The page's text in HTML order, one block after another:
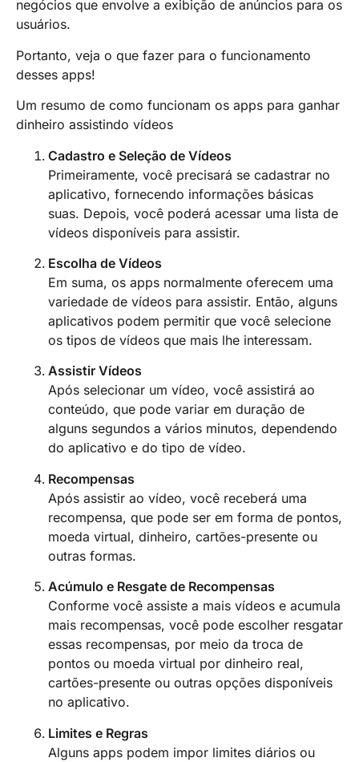
negócios que envolve a exibição de anúncios para os
usuários.
Portanto, veja o que fazer para o funcionamento
desses apps!
Um resumo de como funcionam os apps para ganhar
dinheiro assistindo vídeos
Cadastro e Seleção de Vídeos
Primeiramente, você precisará se cadastrar no
aplicativo, fornecendo informações básicas
suas. Depois, você poderá acessar uma lista de
vídeos disponíveis para assistir.
Escolha de Vídeos
Em suma, os apps normalmente oferecem uma
variedade de vídeos para assistir. Então, alguns
aplicativos podem permitir que você selecione
os tipos de vídeos que mais lhe interessam.
Assistir Vídeos
Após selecionar um vídeo, você assistirá ao
conteúdo, que pode variar em duração de
alguns segundos a vários minutos, dependendo
do aplicativo e do tipo de vídeo.
Recompensas
Após assistir ao vídeo, você receberá uma
recompensa, que pode ser em forma de pontos,
moeda virtual, dinheiro, cartões-presente ou
outras formas.
Acúmulo e Resgate de Recompensas
Conforme você assiste a mais vídeos e acumula
mais recompensas, você pode escolher resgatar
essas recompensas, por meio da troca de
pontos ou moeda virtual por dinheiro real,
cartões-presente ou outras opções disponíveis
no aplicativo.
Limites e Regras
Alguns apps podem impor limites diários ou